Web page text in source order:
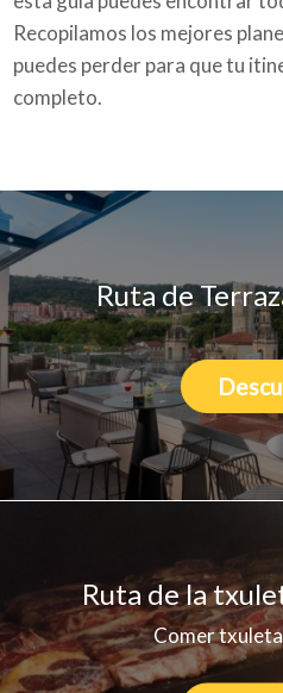
Planes
Blog
Añade tu negocio
Recopilamos los mejores
puedes perder para que tu
completo.
Ruta de
Ruta de la
Comer txuleta